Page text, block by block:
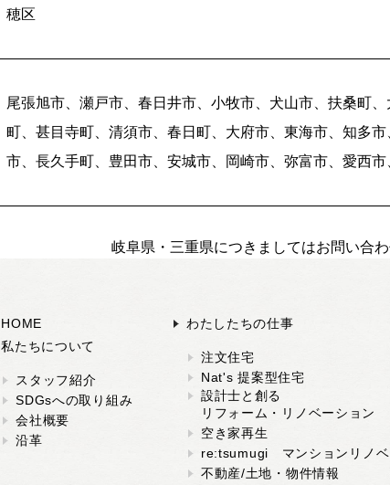
穂区
尾張旭市、瀬戸市、春日井市、小牧市、犬山市、扶桑町
町、甚目寺町、清須市、春日町、大府市、東海市、知多
市、長久手町、豊田市、安城市、岡崎市、弥富市、愛西
岐阜県・三重県につきましてはお問い合わ
HOME
私たちについて
スタッフ紹介
SDGsへの取り組み
会社概要
沿革
わたしたちの仕事
注文住宅
Nat's 提案型住宅
設計士と創る
リフォーム・リノベーション
空き家再生
re:tsumugi マンションリノベ
不動産/土地・物件情報